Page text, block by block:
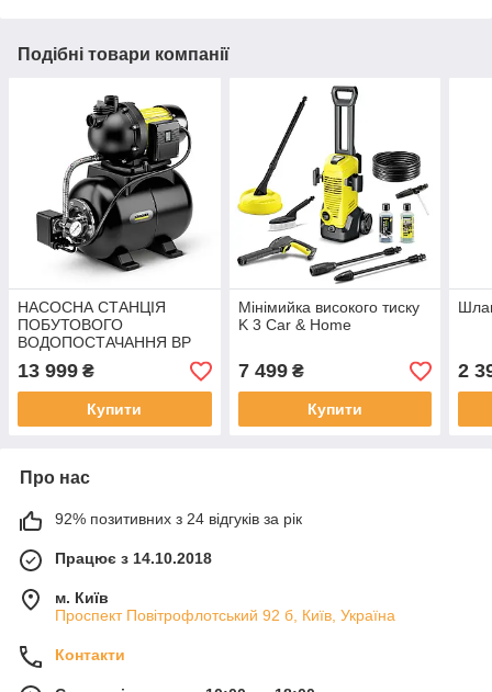
Подібні товари компанії
НАСОСНА СТАНЦІЯ
ПОБУТОВОГО
ВОДОПОСТАЧАННЯ BP
4.900 HOME
13 999 ₴
Купити
Мінімийка високого тиску
K 3 Car & Home
7 499₴
Купити
2
Про нас
92% позитивних з 24 відгуків за рік
Працює з 14.10.2018
м. Київ
Проспект Повітрофлотський 92 б, Київ, Україна
Контакти